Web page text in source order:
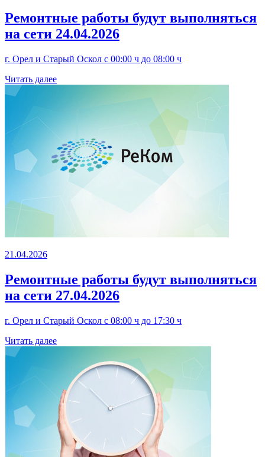
Ремонтные работы будут выполняться
на сети 24.04.2026
г. Орел и Старый Оскол с 00:00 ч до 08:00 ч
Читать далее
21.04.2026
Ремонтные работы будут выполняться
на сети 27.04.2026
г. Орел и Старый Оскол с 08:00 ч до 17:30 ч
Читать далее